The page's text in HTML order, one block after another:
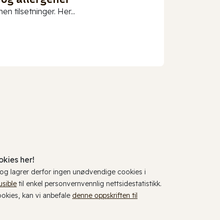
tilsetninger. Her...
her!
lagrer derfor ingen unødvendige cookies i
til enkel personvernvennlig nettsidestatistikk.
kan vi anbefale denne oppskriften til